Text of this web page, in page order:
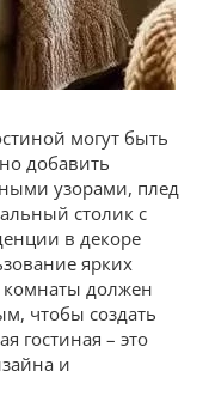
могут быть
добавить
узорами, плед
столик с
в декоре
ярких
должен
чтобы создать
гостиная – это
и